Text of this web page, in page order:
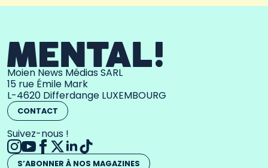
Moien News Médias SARL
15 rue Émile Mark
L-4620 Differdange LUXEMBOURG
CONTACT
Suivez-nous !
S’ABONNER À NOS MAGAZINES